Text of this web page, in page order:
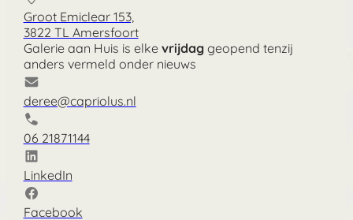
Groot Emiclear 153,
3822 TL Amersfoort
Galerie aan Huis is elke vrijdaggeopend tenzij
anders vermeld onder nieuws
deree@capriolus.nl
06 21871144
LinkedIn
Facebook